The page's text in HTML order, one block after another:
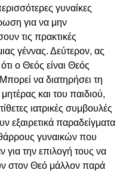
γυναίκες
για να μην
τις πρακτικές
γέννας. Δεύτερον, ας
ο Θεός είναι Θεός
να διατηρήσει τη
και του παιδιού,
ιατρικές συμβουλές
εξαιρετικά παραδείγματα
γυναικών που
για την επιλογή τους να
στον Θεό μάλλον παρά